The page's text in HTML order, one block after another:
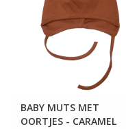
BABY MUTS MET
OORTJES - CARAMEL